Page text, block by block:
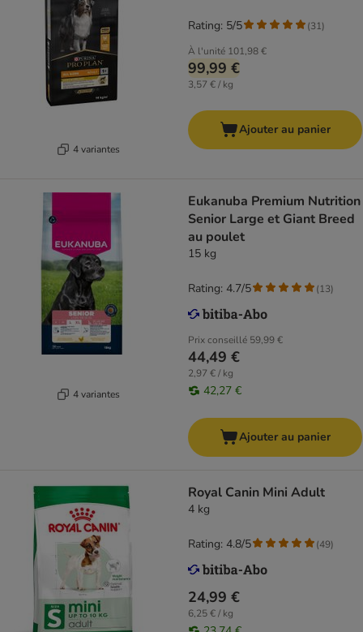
4 variantes
À l'unité 101,98 €
99,99 €
3,57 € / kg
Rating: 5/5 (31)
Ajouter au panier
4 variantes
Eukanuba Premium Nutrition
Senior Large et Giant Breed
au poulet
15 kg
Prix conseillé 59,99 €
44,49 €
2,97 € / kg
42,27 €
Rating: 4.7/5 (13)
Ajouter au panier
Royal Canin Mini Adult
4 kg
24,99 €
6,25 € / kg
Rating: 4.8/5 (49)